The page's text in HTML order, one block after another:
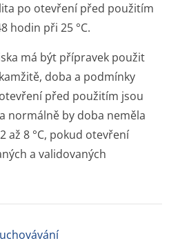
po otevření před použitím
hodin při 25 °C.
má být přípravek použit
doba a podmínky
před použitím jsou
normálně by doba neměla
až 8 °C, pokud otevření
a validovaných